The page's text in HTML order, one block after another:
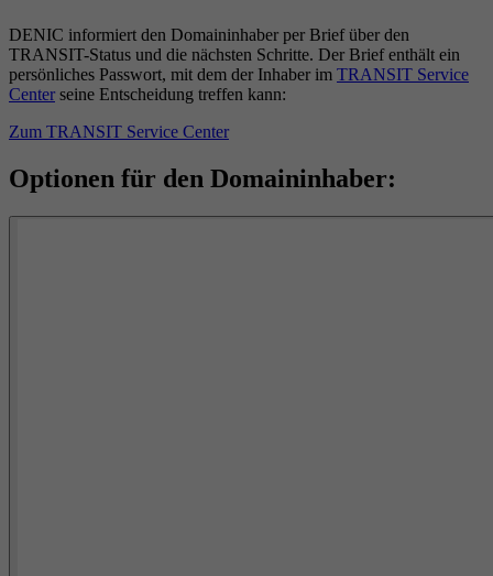
DENIC informiert den Domaininhaber per Brief über den
TRANSIT-Status und die nächsten Schritte. Der Brief enthält ein
persönliches Passwort, mit dem der Inhaber im TRANSIT Service
Center seine Entscheidung treffen kann:
Zum TRANSIT Service Center
Optionen für den Domaininhaber: